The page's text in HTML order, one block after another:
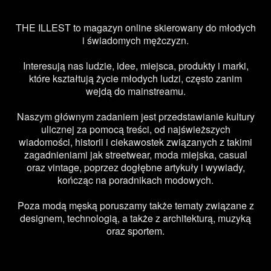
THE ILLEST to magazyn online skierowany do młodych
i świadomych mężczyzn.
Interesują nas ludzie, idee, miejsca, produkty i marki,
które kształtują życie młodych ludzi, często zanim
wejdą do mainstreamu.
Naszym głównym zadaniem jest przedstawianie kultury
ulicznej za pomocą treści, od najświeższych
wiadomości, historii i ciekawostek związanych z takimi
zagadnieniami jak streetwear, moda miejska, casual
oraz vintage, poprzez dogłębne artykuły i wywiady,
kończąc na poradnikach modowych.
Poza modą męską poruszamy także tematy związane z
designem, technologią, a także z architekturą, muzyką
oraz sportem.